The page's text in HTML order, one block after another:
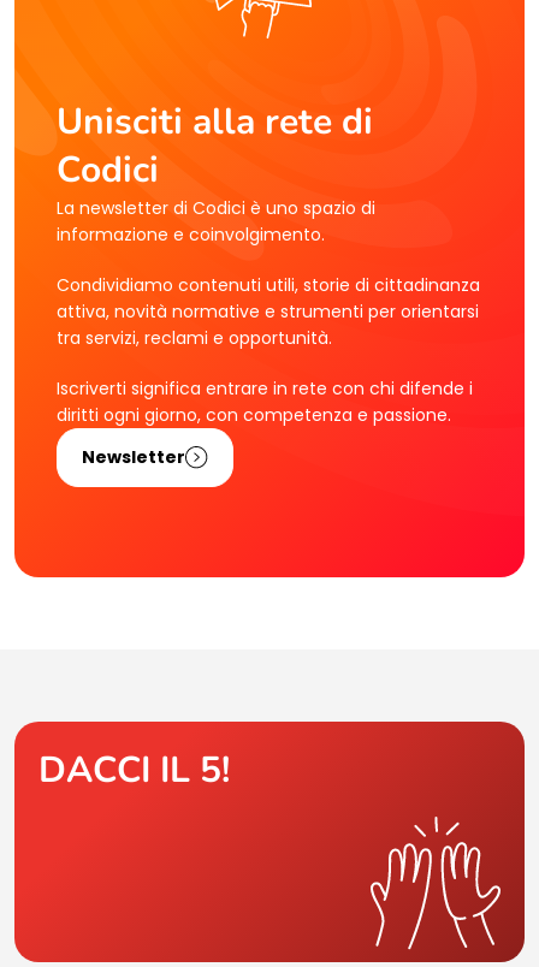
Unisciti alla rete di
Codici
La newsletter di Codici è uno spazio di
informazione e coinvolgimento.
Condividiamo contenuti utili, storie di cittadinanza
attiva, novità normative e strumenti per orientarsi
tra servizi, reclami e opportunità.
Iscriverti significa entrare in rete con chi difende i
diritti ogni giorno, con competenza e passione.
Newsletter
DACCI IL 5!